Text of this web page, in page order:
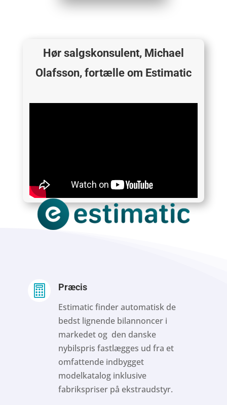
Hør salgskonsulent, Michael
Olafsson, fortælle om Estimatic
 Præcis
Estimatic finder automatisk de
bedst lignende bilannoncer i
markedet og den danske
nybilspris fastlægges ud fra et
omfattende indbygget
modelkatalog inklusive
fabrikspriser på ekstraudstyr.